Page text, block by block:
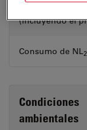
(incluyendo el
Consumo de NL2
Condiciones
ambientales